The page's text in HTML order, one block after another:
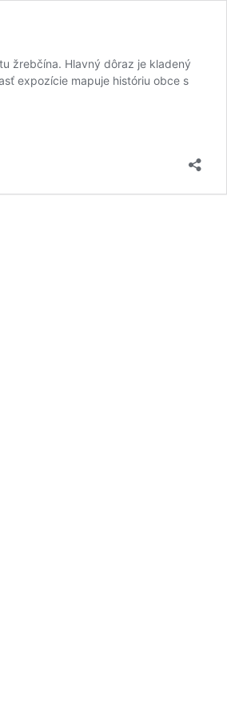
žrebčína. Hlavný dôraz je kladený
expozície mapuje históriu obce s